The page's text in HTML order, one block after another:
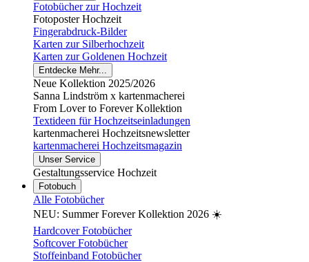
Fotobücher zur Hochzeit
Fotoposter Hochzeit
Fingerabdruck-Bilder
Karten zur Silberhochzeit
Karten zur Goldenen Hochzeit
Entdecke Mehr...
Neue Kollektion 2025/2026
Sanna Lindström x kartenmacherei
From Lover to Forever Kollektion
Textideen für Hochzeitseinladungen
kartenmacherei Hochzeitsnewsletter
kartenmacherei Hochzeitsmagazin
Unser Service
Gestaltungsservice Hochzeit
Fotobuch
Alle Fotobücher
NEU: Summer Forever Kollektion 2026 ☀️
Hardcover Fotobücher
Softcover Fotobücher
Stoffeinband Fotobücher